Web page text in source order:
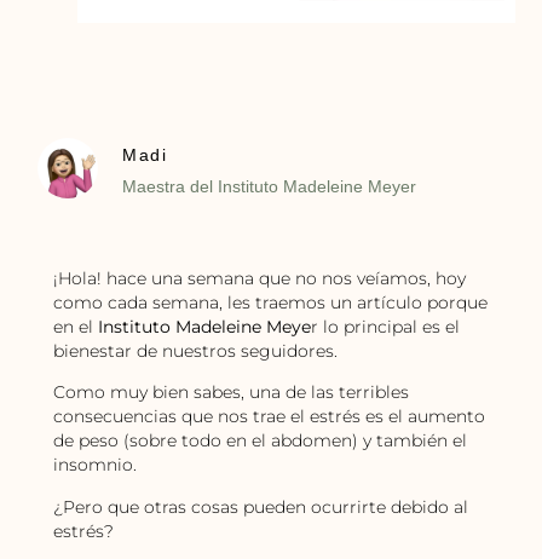
Madi
Maestra del Instituto Madeleine Meyer
¡Hola! hace una semana que no nos veíamos, hoy
como cada semana, les traemos un artículo porque
en el Instituto Madeleine Meyer lo principal es el
bienestar de nuestros seguidores.
Como muy bien sabes, una de las terribles
consecuencias que nos trae el estrés es el aumento
de peso (sobre todo en el abdomen) y también el
insomnio.
¿Pero que otras cosas pueden ocurrirte debido al
estrés?